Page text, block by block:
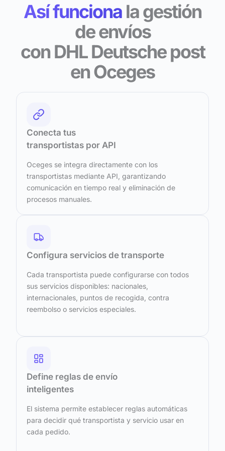
Así funciona la gestión
de envíos
con DHL Deutsche post
en Oceges
Conecta tus
transportistas por API
Oceges se integra directamente con los
transportistas mediante API, garantizando
comunicación en tiempo real y eliminación de
procesos manuales.
Configura servicios de transporte
Cada transportista puede configurarse con todos
sus servicios disponibles: nacionales,
internacionales, puntos de recogida, contra
reembolso o servicios especiales.
Define reglas de envío
inteligentes
El sistema permite establecer reglas automáticas
para decidir qué transportista y servicio usar en
cada pedido.